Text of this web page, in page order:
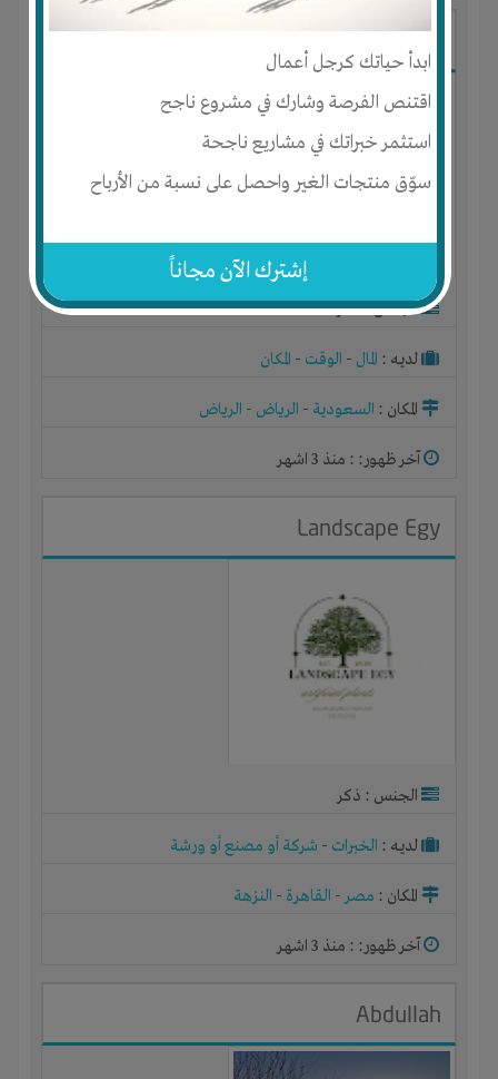
ابدأ حياتك كرجل أعمال
اقتنص الفرصة وشارك في مشروع ناجح
استثمر خبراتك في مشاريع ناجحة
سوّق منتجات الغير واحصل على نسبة من الأرباح
إشترك الآن مجاناً
ابو محمد
الجنس : ذكر
لديـه : المال - الوقت - المكان
المكان : السعودية - الرياض - الرياض
آخر ظهور: : منذ 3 اشهر
Landscape Egy
الجنس : ذكر
لديـه : الخبرات - شركة أو مصنع أو ورشة
المكان : مصر- القاهرة - النزهة
آخر ظهور: : منذ 3 اشهر
Abdullah